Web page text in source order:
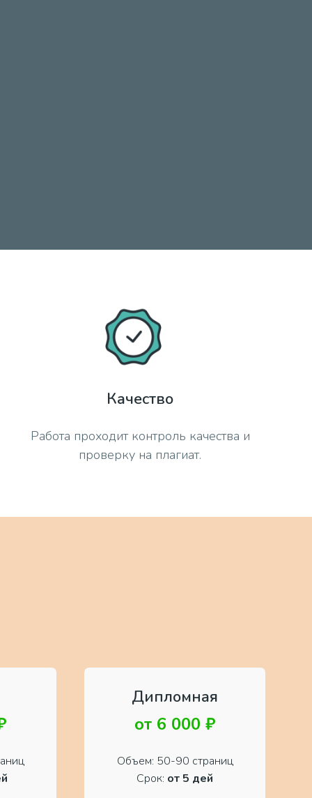
Качество
Работа проходит контроль качества и
проверку на плагиат.
Дипломная
от 6 000 ₽
Объем: 50-90 страниц
Срок: от 5 дей